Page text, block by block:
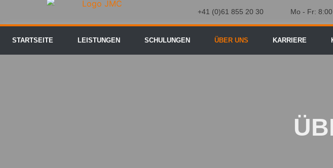
+41 (0)61 855 20 30 Mo - Fr:
STARTSEITE LEISTUNGEN SCHULUNGEN ÜBER UNS KARRIERE